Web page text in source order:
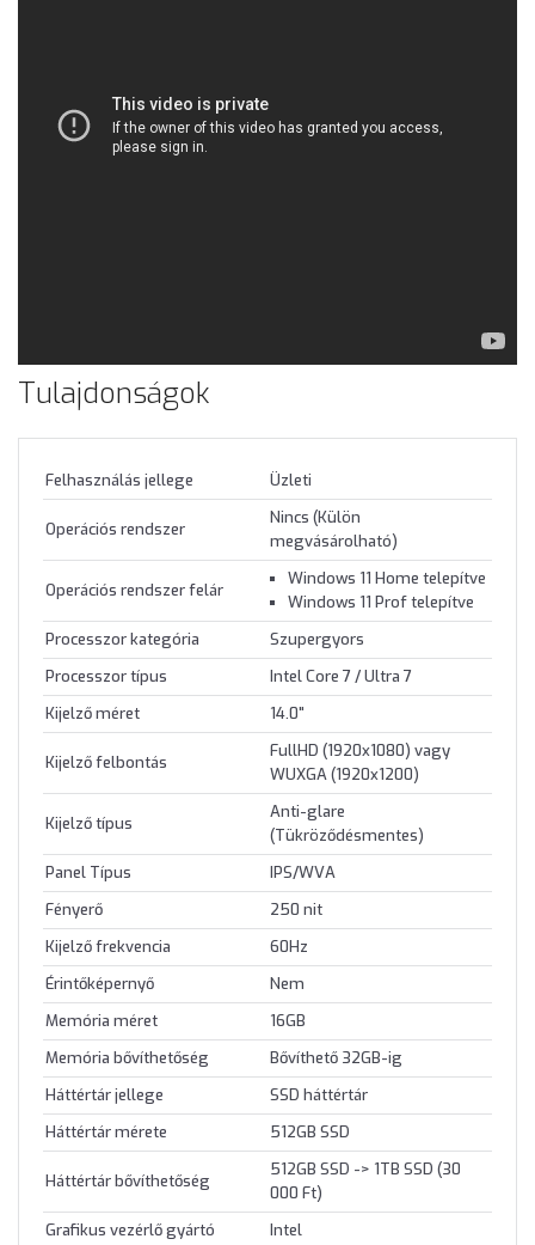
Tulajdonságok
Felhasználás jellege Üzleti
Operációs rendszer
Nincs (Külön
megvásárolható)
Operációs rendszer felár
Windows 11 Home telepítve
Windows 11 Prof telepítve
Processzor kategória
Szupergyors
Processzor típus
Intel Core 7 / Ultra 7
Kijelző méret
14.0"
Kijelző felbontás
FullHD (1920x1080) vagy
WUXGA (1920x1200)
Kijelző típus
Anti-glare
(Tükröződésmentes)
Panel Típus
IPS/WVA
Fényerő
250 nit
Kijelző frekvencia
60Hz
Érintőképernyő
Nem
Memória méret
16GB
Memória bővíthetőség
Bővíthető 32GB-ig
Háttértár jellege
SSD háttértár
Háttértár mérete
512GB SSD
Háttértár bővíthetőség
512GB SSD -> 1TB SSD (30
000 Ft)
Grafikus vezérlő gyártó
Intel